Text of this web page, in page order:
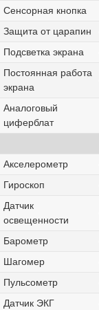
Сенсорная кнопка
Защита от царапин
Подсветка экрана
Постоянная работа
экрана
Аналоговый
циферблат
Акселерометр
Гироскоп
Датчик
освещенности
Барометр
Шагомер
Пульсометр
Датчик ЭКГ